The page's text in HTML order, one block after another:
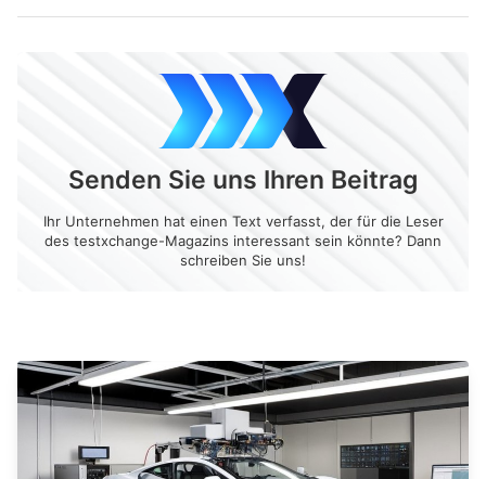
Senden Sie uns Ihren Beitrag
Ihr Unternehmen hat einen Text verfasst, der für die Leser
des testxchange-Magazins interessant sein könnte? Dann
schreiben Sie uns!